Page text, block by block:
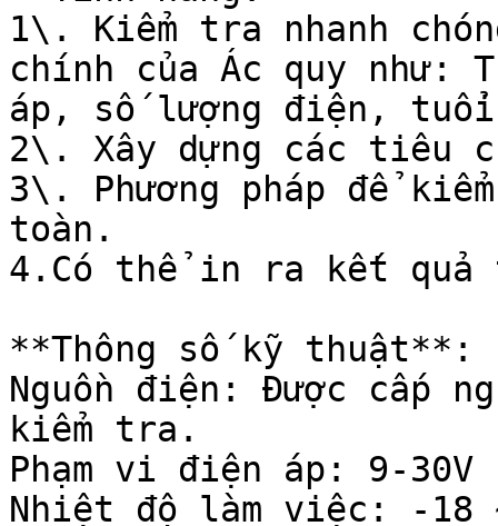
1\. Kiểm tra nhanh
chính của Ác quy như:
áp, số lượng điện,
2\. Xây dựng các tiêu
3\. Phương pháp để
toàn.
4.Có thể in ra kết quả
**Thông số kỹ thuật**:
Nguồn điện: Được cấp
kiểm tra.
Phạm vi điện áp: 9-30V
Nhiệt độ làm việc: -18